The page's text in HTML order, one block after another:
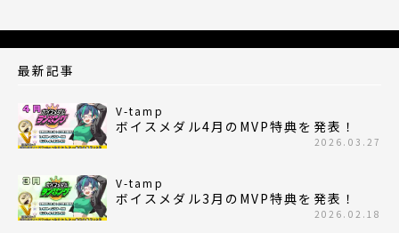
最新記事
V-tamp
ボイスメダル4月のMVP特典を発表！
2026.03.27
V-tamp
ボイスメダル3月のMVP特典を発表！
2026.02.18